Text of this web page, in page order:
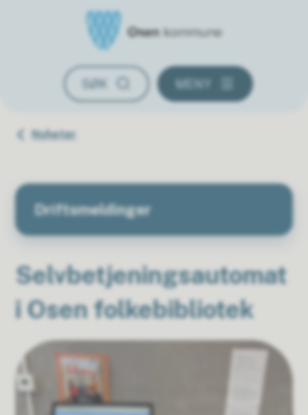
SØK MENY
Du er her:
Nyheter
Driftsmeldinger
Selvbetjeningsautomat
i Osen folkebibliotek